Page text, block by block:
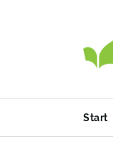
Start